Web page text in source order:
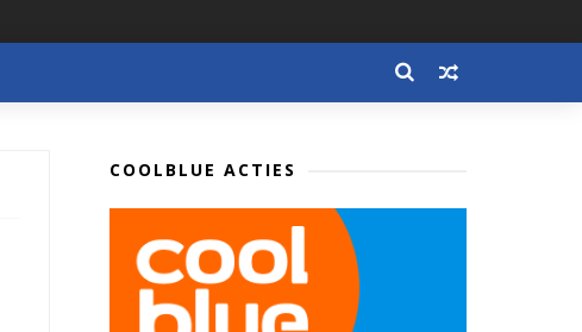
COOLBLUE ACTIES